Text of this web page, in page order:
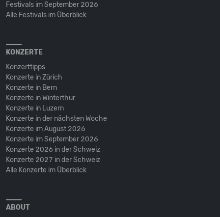
Festivals im September 2026
Alle Festivals im Überblick
KONZERTE
Konzerttipps
Konzerte in Zürich
Konzerte in Bern
Konzerte in Winterthur
Konzerte in Luzern
Konzerte in der nächsten Woche
Konzerte im August 2026
Konzerte im September 2026
Konzerte 2026 in der Schweiz
Konzerte 2027 in der Schweiz
Alle Konzerte im Überblick
ABOUT